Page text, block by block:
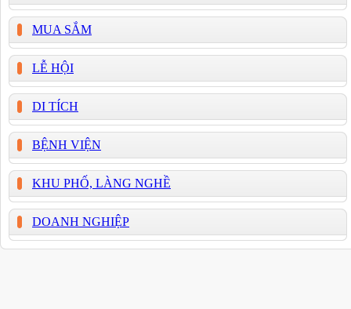
MUA SẮM
LỄ HỘI
DI TÍCH
BỆNH VIỆN
KHU PHỐ, LÀNG NGHỀ
DOANH NGHIỆP